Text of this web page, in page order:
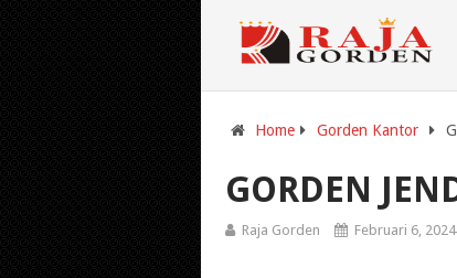
Home Gorden Kantor
GORDEN
Raja Gorden Februari 6, 2024